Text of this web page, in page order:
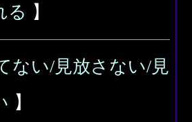
る 】
ない/見放さない/見
】